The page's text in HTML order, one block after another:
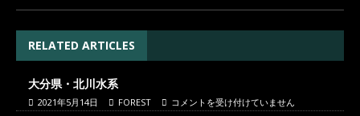
RELATED ARTICLES
大分県・北川水系
2021年5月14日 FOREST コメントを受け付けていません